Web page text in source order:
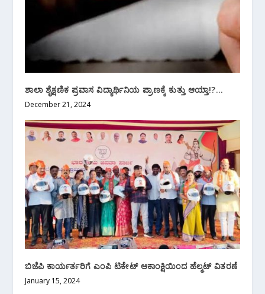
ಶಾಲಾ ಶೈಕ್ಷಣಿಕ ಪ್ರವಾಸ ವಿದ್ಯಾರ್ಥಿನಿಯ ಪ್ರಾಣಕ್ಕೆ ಕುತ್ತು ಆಯ್ತಾ!?…
December 21, 2024
ಬಿಜೆಪಿ ಕಾರ್ಯರ್ತರಿಗೆ ಎಂಪಿ ಟಿಕೇಟ್ ಆಕಾಂಕ್ಷಿಯಿಂದ ಹೆಲ್ಮಟ್ ವಿತರಣೆ
January 15, 2024